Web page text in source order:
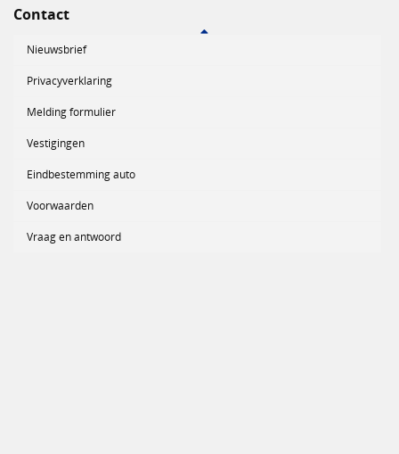
Contact
Nieuwsbrief
Privacyverklaring
Melding formulier
Vestigingen
Eindbestemming auto
Voorwaarden
Vraag en antwoord